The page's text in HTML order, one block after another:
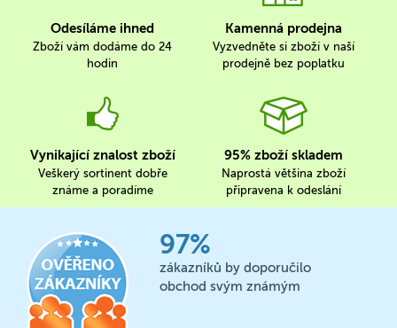
Odesíláme ihned
Zboží vám dodáme do 24
hodin
Kamenná prodejna
Vyzvedněte si zboží v naší
prodejně bez poplatku
Vynikající znalost zboží
Veškerý sortinent dobře
známe a poradíme
95% zboží skladem
Naprostá většina zboží
připravena k odeslání
97%
zákazníků by doporučilo
obchod svým známým